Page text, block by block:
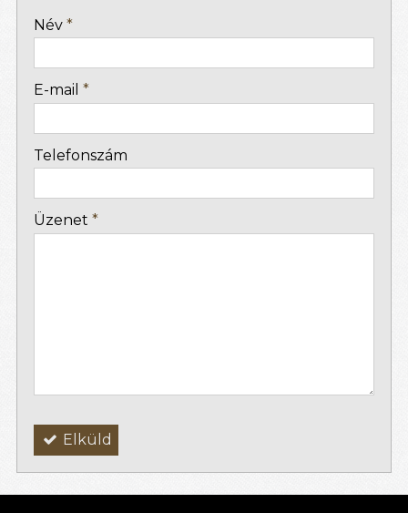
-
Név *
E-mail *
Telefonszám
Üzenet *
Elküld